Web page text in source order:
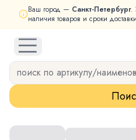
Ваш город — Санкт-Петербург.
наличия товаров и сроки
open navigation menu